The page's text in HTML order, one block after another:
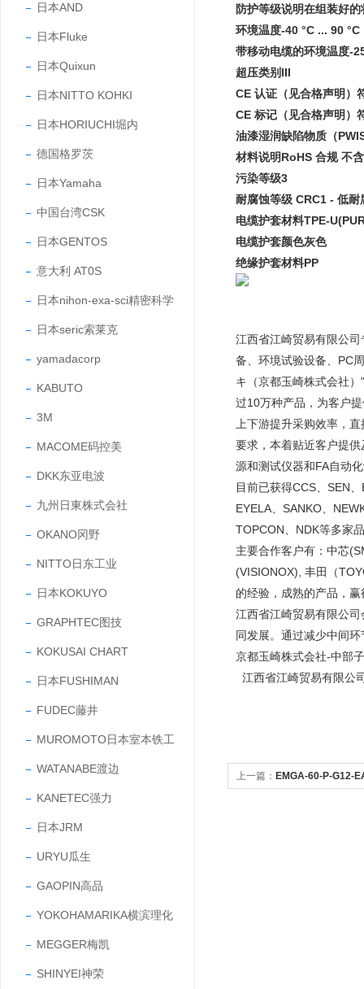
日本AND
日本Fluke
日本Quixun
日本NITTO KOHKI
日本HORIUCHI堀内
德国格罗茨
日本Yamaha
中国台湾CSK
日本GENTOS
意大利 AT0S
日本nihon-exa-sci精密科学
日本seric索莱克
yamadacorp
KABUTO
3M
MACOME码控美
DKK东亚电波
九州日東株式会社
OKANO冈野
NITTO日东工业
日本KOKUYO
GRAPHTEC图技
KOKUSAI CHART
日本FUSHIMAN
FUDEC藤井
MUROMOTO日本室本铁工
WATANABE渡边
KANETEC强力
日本JRM
URYU瓜生
GAOPIN高品
YOKOHAMARIKA横滨理化
MEGGER梅凯
SHINYEI神荣
防护等级说明在组装好的
环境温度-40 °C ... 90 °C
带移动电缆的环境温度-
超压类别III
CE 认证（见合格声明）
CE 标记（见合格声明）
油漆湿润缺陷物质（
材料说明RoHS 合规 不
污染等级3
耐腐蚀等级 CRC1 - 低耐
电缆护套材料TPE-
电缆护套颜色灰色
绝缘护套材料PP
江西省江崎贸易有限公
备、环境试验设备、PC
キ（京都玉崎株式会社
过10万种产品，为客户
上下游提升采购效率，
要求，本着贴近客户提
源和测试仪器和FA自动
目前已获得CCS、SEN
EYELA、SANKO、
TOPCON、NDK等多家
主要合作客户有：中芯
(VISIONOX), 丰田（
的经验，成熟的产品，
江西省江崎贸易有限公
同发展。通过减少中间
京都玉崎株式会社-中部
江西省江崎贸易有限公
上一篇： EMGA-60-P-G12-